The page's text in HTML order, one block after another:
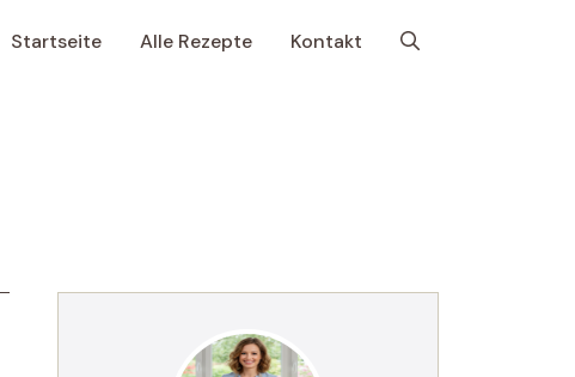
Startseite Alle Rezepte Kontakt